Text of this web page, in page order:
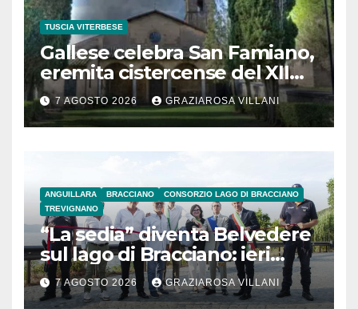
TUSCIA VITERBESE
Gallese celebra San Famiano,
eremita cistercense del XII
secolo
7 AGOSTO 2026 GRAZIAROSA VILLANI
ANGUILLARA BRACCIANO
CONSORZIO LAGO DI BRACCIANO
TREVIGNANO
“La sedia” diventa Belvedere
sul lago di Bracciano: ieri
l’inaugurazione
7 AGOSTO 2026 GRAZIAROSA VILLANI